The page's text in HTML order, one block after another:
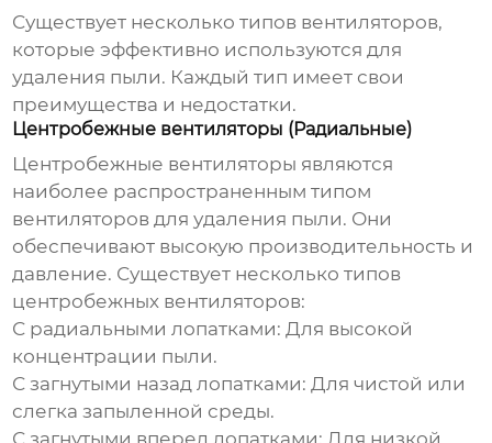
Существует несколько типов вентиляторов,
которые эффективно используются для
удаления пыли. Каждый тип имеет свои
преимущества и недостатки.
Центробежные вентиляторы (Радиальные)
Центробежные вентиляторы являются
наиболее распространенным типом
вентиляторов для удаления пыли. Они
обеспечивают высокую производительность и
давление. Существует несколько типов
центробежных вентиляторов:
С радиальными лопатками: Для высокой
концентрации пыли.
С загнутыми назад лопатками: Для чистой или
слегка запыленной среды.